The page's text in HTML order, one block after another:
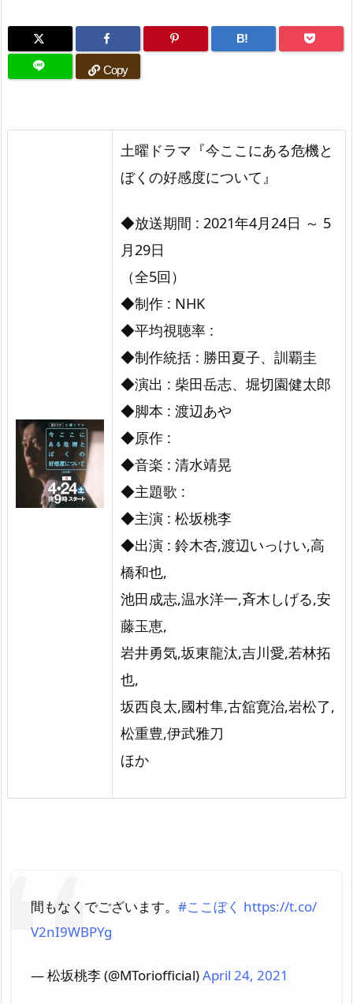
B!
Copy
土曜ドラマ『今ここにある危機と
ぼくの好感度について‎』
◆放送期間 : 2021年4月24日 ～ 5
月29日
（全5回）
◆制作 : NHK
◆平均視聴率 :
◆制作統括 : 勝田夏子、訓覇圭
◆演出 : 柴田岳志、堀切園健太郎
◆脚本 : 渡辺あや
◆原作 :
◆音楽 : 清水靖晃
◆主題歌 :
◆主演 : 松坂桃李
◆出演 : 鈴木杏,渡辺いっけい,高
橋和也,
池田成志,温水洋一,斉木しげる,安
藤玉恵,
岩井勇気,坂東龍汰,吉川愛,若林拓
也,
坂西良太,國村隼,古舘寛治,岩松了,
松重豊,伊武雅刀
ほか
間もなくでございます。 #ここぼく https://t.co/
V2nI9WBPYg
— 松坂桃李 (@MToriofficial)April 24, 2021